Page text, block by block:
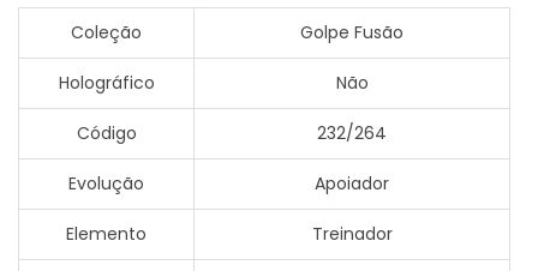
Coleção Golpe Fusão
Holográfico Não
Código 232/264
Evolução Apoiador
Elemento Treinador